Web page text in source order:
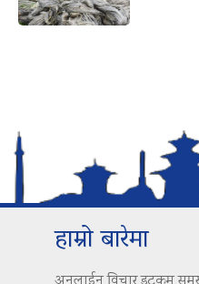
हाम्रो बारेमा